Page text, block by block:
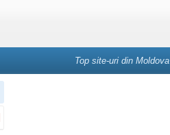
Top site-uri din Moldova